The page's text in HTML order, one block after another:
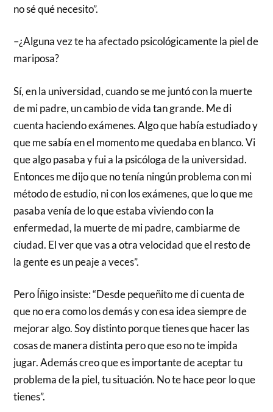
no sé qué necesito”.
–¿Alguna vez te ha afectado psicológicamente la piel de
mariposa?
Sí, en la universidad, cuando se me juntó con la muerte
de mi padre, un cambio de vida tan grande. Me di
cuenta haciendo exámenes. Algo que había estudiado y
que me sabía en el momento me quedaba en blanco. Vi
que algo pasaba y fui a la psicóloga de la universidad.
Entonces me dijo que no tenía ningún problema con mi
método de estudio, ni con los exámenes, que lo que me
pasaba venía de lo que estaba viviendo con la
enfermedad, la muerte de mi padre, cambiarme de
ciudad. El ver que vas a otra velocidad que el resto de
la gente es un peaje a veces”.
Pero Íñigo insiste: “Desde pequeñito me di cuenta de
que no era como los demás y con esa idea siempre de
mejorar algo. Soy distinto porque tienes que hacer las
cosas de manera distinta pero que eso no te impida
jugar. Además creo que es importante de aceptar tu
problema de la piel, tu situación. No te hace peor lo que
tienes”.